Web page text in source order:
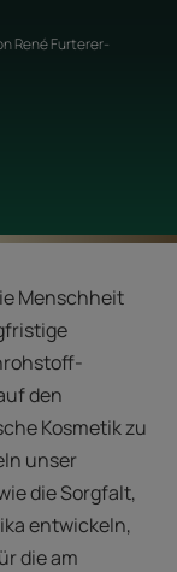
René Furterer-
Menschheit
den
Kosmetik zu
unser
die Sorgfalt,
entwickeln,
die am